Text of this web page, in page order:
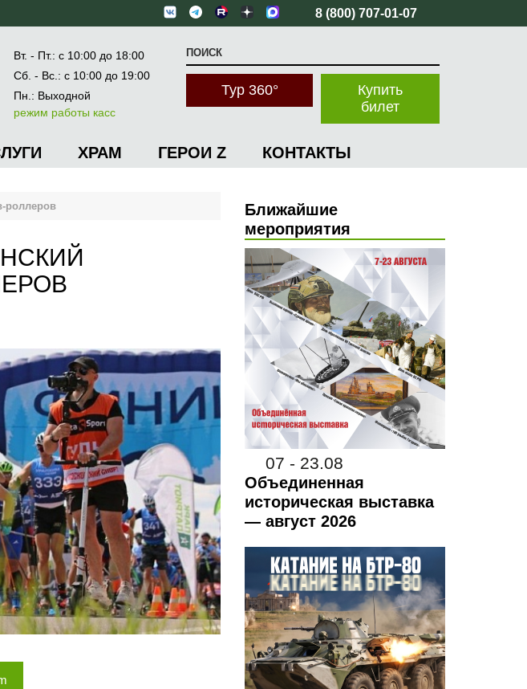
8 (800) 707-01-07
Вт. - Пт.: с 10:00 до 18:00
Сб. - Вс.: с 10:00 до 19:00
Пн.: Выходной
режим работы касс
Купить
билет
Тур 360°
ХРАМ ГЕРОИ Z КОНТАКТЫ
роллеров
Ближайшие
мероприятия
07 - 23.08
Объединенная
историческая выставка
— август 2026